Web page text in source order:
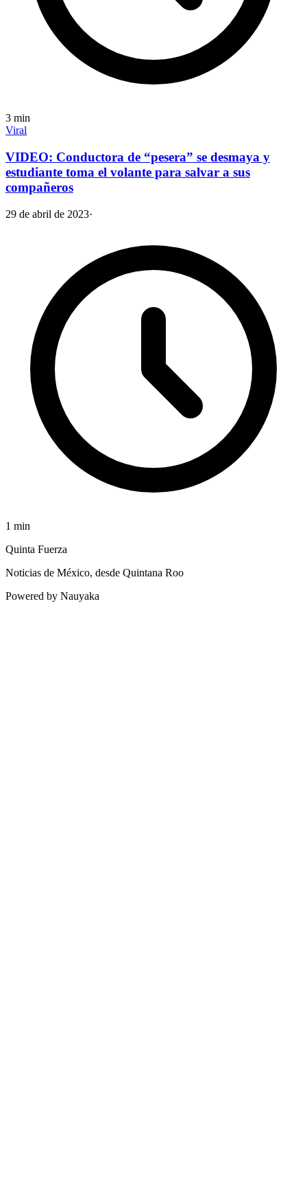
3 min
Viral
VIDEO: Conductora de “pesera” se desmaya y
estudiante toma el volante para salvar a sus
compañeros
29 de abril de 2023·
1 min
Quinta Fuerza
Noticias de México, desde Quintana Roo
Powered by Nauyaka